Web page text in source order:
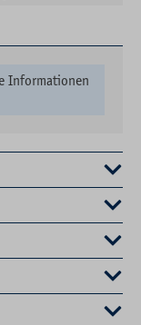
Informationen